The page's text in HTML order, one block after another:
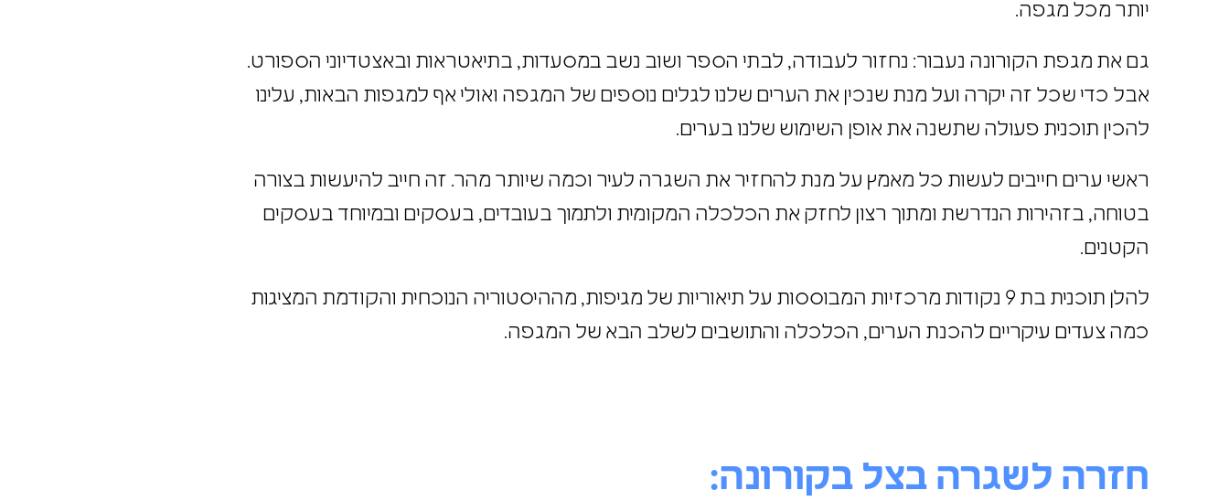
יותר מכל מגפה.
גם את מגפת הקורונה נעבור: נחזור לעבודה, לבתי הספר ושוב נשב במסעדות, בתיאטראות ובאצטדיוני הספורט.
אבל כדי שכל זה יקרה ועל מנת שנכין את הערים שלנו לגלים נוספים של המגפה ואולי אף למגפות הבאות, עלינו
להכין תוכנית פעולה שתשנה את אופן השימוש שלנו בערים.
ראשי ערים חייבים לעשות כל מאמץ על מנת להחזיר את השגרה לעיר וכמה שיותר מהר. זה חייב להיעשות בצורה
בטוחה, בזהירות הנדרשת ומתוך רצון לחזק את הכלכלה המקומית ולתמוך בעובדים, בעסקים ובמיוחד בעסקים
הקטנים.
להלן תוכנית בת 9 נקודות מרכזיות המבוססות על תיאוריות של מגיפות, מההיסטוריה הנוכחית והקודמת המציגות
כמה צעדים עיקריים להכנת הערים, הכלכלה והתושבים לשלב הבא של המגפה.
חזרה לשגרה בצל בקורונה: